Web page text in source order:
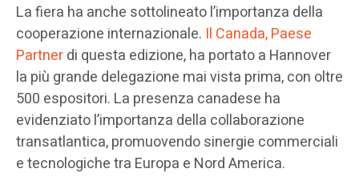
La fiera ha anche sottolineato l’importanza della
cooperazione internazionale. Il Canada, Paese
Partnerdi questa edizione, ha portato a Hannover
la più grande delegazione mai vista prima, con oltre
500 espositori. La presenza canadese ha
evidenziato l’importanza della collaborazione
transatlantica, promuovendo sinergie commerciali
e tecnologiche tra Europa e Nord America.